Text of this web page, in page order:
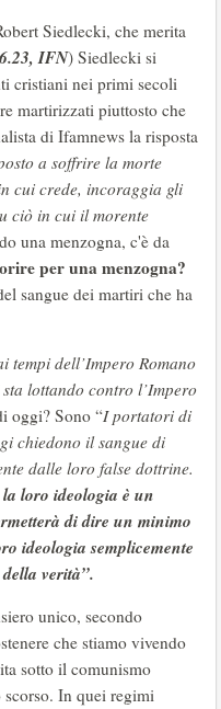
Siedlecki, che merita
IFN) Siedlecki si
cristiani nei primi secoli
martirizzati piuttosto che
di Ifamnews la risposta
a soffrire la morte
cui crede, incoraggia gli
ciò in cui il morente
una menzogna, c'è da
per una menzogna?
sangue dei martiri che ha
tempi dell’Impero Romano
lottando contro l’Impero
oggi? Sono “I portatori di
chiedono il sangue di
dalle loro false dottrine.
loro ideologia è un
di dire un minimo
ideologia semplicemente
verità”.
unico, secondo
che stiamo vivendo
sotto il comunismo
scorso. In quei regimi